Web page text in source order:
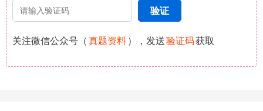
关注微信公众号（ 真题资料 ），发送验证码获取